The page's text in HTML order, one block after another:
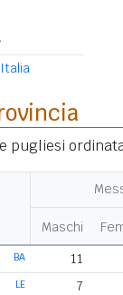
pugliesi
Maschi
BA 11
LE 7